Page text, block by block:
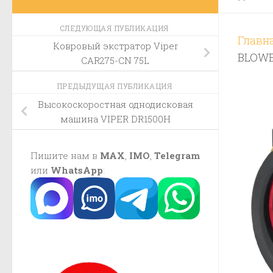
СЛЕДУЮЩАЯ ПУБЛИКАЦИЯ
Ковровый экстратор Viper
CAR275-CN 75L
ПРЕДЫДУЩАЯ ПУБЛИКАЦИЯ
Высокоскоростная однодисковая
машина VIPER DR1500H
Пишите нам в MAX IMO Telegram
или WhatsApp: